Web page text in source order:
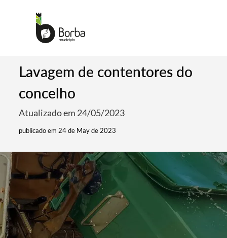
Lavagem de contentores do
concelho
Atualizado em 24/05/2023
publicado em 24 de May de 2023